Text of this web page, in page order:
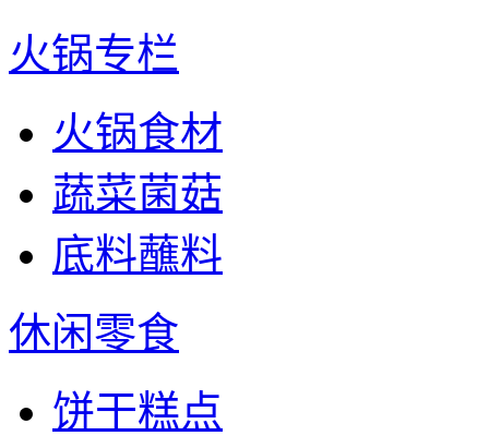
火锅专栏
火锅食材
蔬菜菌菇
底料蘸料
休闲零食
饼干糕点